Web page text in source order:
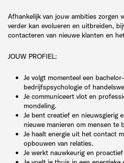
Afhankelijk van jouw ambities zorgen
verder kan evolueren en uitbreiden,
contacteren van nieuwe klanten en
JOUW PROFIEL:
Je volgt momenteel een
bedrijfspsychologie of
Je communiceert vlot en
mondeling.
Je bent creatief en nieuwsgierig
nieuwe manieren om mensen te
Je haalt energie uit het contact
opbouwen van relaties.
Je werkt nauwkeurig en